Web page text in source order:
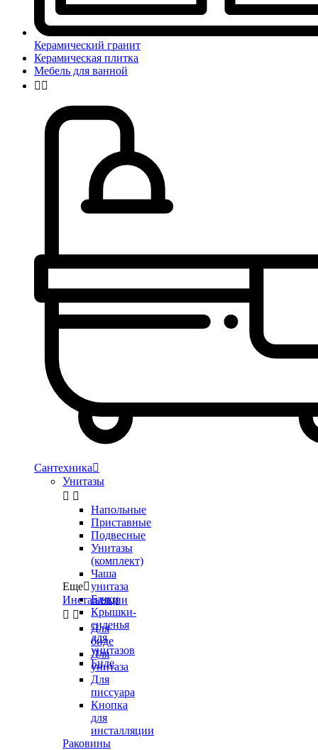
Керамический гранит
Керамическая плитка
Мебель для ванной
 
Сантехника
Унитазы
 
Напольные
Приставные
Подвесные
Унитазы
(комплект)
Чаша
унитаза
Бачки
Крышки-
сиденья
для
унитазов
Биде
Еще
Инсталляции
 
Для
биде
Для
унитаза
Для
писсуара
Кнопка
для
инсталляции
Раковины